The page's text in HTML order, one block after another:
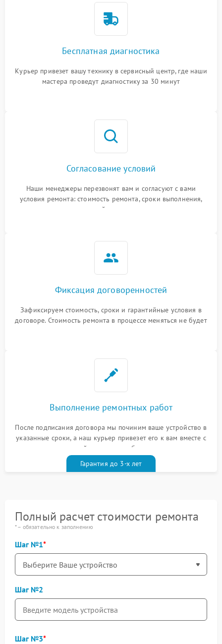
Бесплатная диагностика
Курьер привезет вашу технику в сервисный центр, где наши
мастера проведут диагностику за 30 минут
Согласование условий
Наши менеджеры перезвонят вам и согласуют с вами
условия ремонта: стоимость ремонта, сроки выполнения,
гарантийные условия
Фиксация договоренностей
Зафиксируем стоимость, сроки и гарантийные условия в
договоре. Стоимость ремонта в процессе меняться не будет
Выполнение ремонтных работ
После подписания договора мы починим ваше устройство в
указанные сроки, а наш курьер привезет его к вам вместе с
гарантийным талоном бесплатно
Гарантия до 3-х лет
Полный расчет стоимости ремонта
* – обязательно к заполнению
Шаг №1
Шаг №2
Шаг №3